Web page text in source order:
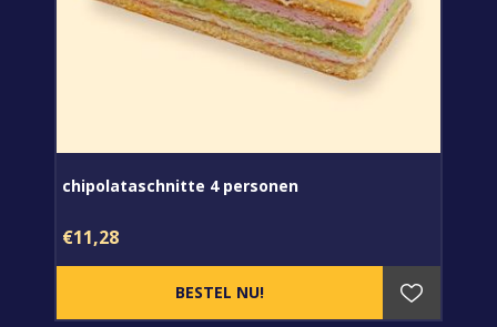
chipolataschnitte 4 personen
€11,28